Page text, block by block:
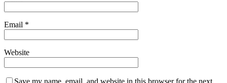
Email *
Website
Save my name, email, and website in this browser for the next